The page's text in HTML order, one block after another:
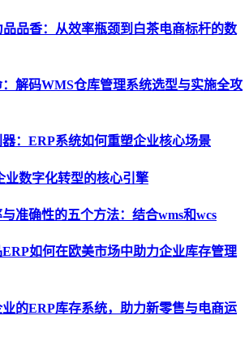
品香：从效率瓶颈到白茶电商标杆的数
解码WMS仓库管理系统选型与实施全攻
：ERP系统如何重塑企业核心场景
业数字化转型的核心引擎
准确性的五个方法：结合wms和wcs
如何在欧美市场中助力企业库存管理
的ERP库存系统，助力新零售与电商运